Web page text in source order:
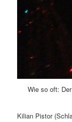
Wie so oft:
Kilian Pistor